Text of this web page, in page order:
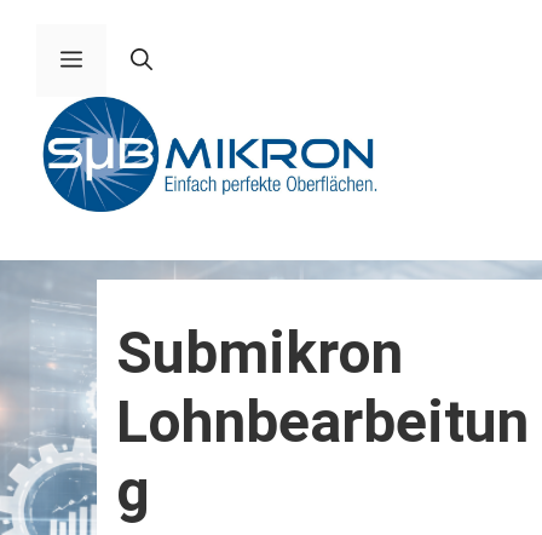
springen Menü
Submikron
Lohnbearbeitun
g